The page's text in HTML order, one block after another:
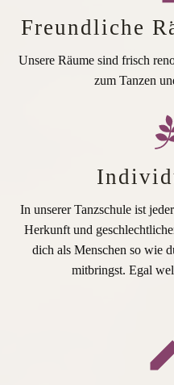
Freundliche
Unsere Räume sind frisch
zum Tanzen
In unserer Tanzschule ist
Herkunft und
dich als Menschen so wie
mitbringst. Egal